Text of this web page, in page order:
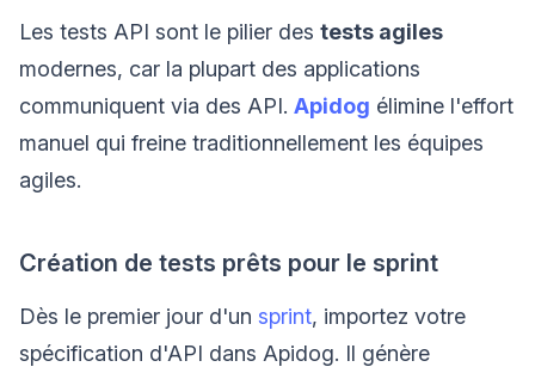
Les tests API sont le pilier des tests agiles
modernes, car la plupart des applications
communiquent via des API. Apidog élimine l'effort
manuel qui freine traditionnellement les équipes
agiles.
Création de tests prêts pour le sprint
Dès le premier jour d'un sprint, importez votre
spécification d'API dans Apidog. Il génère